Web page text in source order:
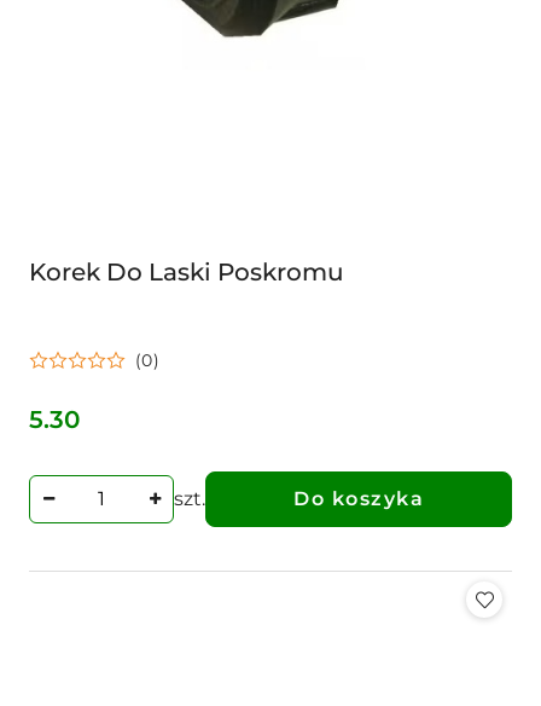
Korek Do Laski Poskromu
(0)
Cena:
5.30
szt. Do koszyka